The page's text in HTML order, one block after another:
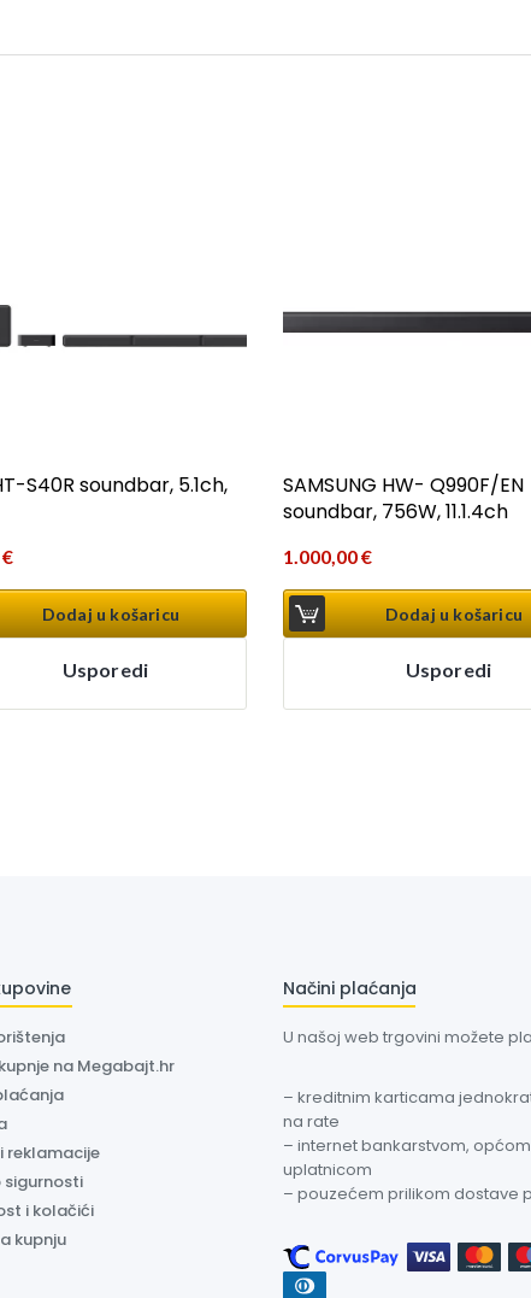
S40R soundbar, 5.1ch,
€
Dodaj u košaricu
Usporedi
SAMSUNG HW- Q990F/EN
soundbar, 756W, 11.1.4ch
1.000,00€
Dodaj u košaricu
Usporedi
na Megabajt.hr
reklamacije
sigurnosti
i kolačići
kupnju
Načini plaćanja
U našoj web trgovini možete
– kreditnim karticama
na rate
– internet bankarstvom, općom
uplatnicom
– pouzećem prilikom dostave